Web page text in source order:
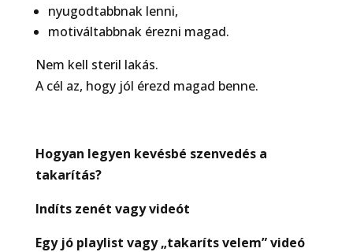
nyugodtabbnak lenni,
motiváltabbnak érezni magad.
Nem kell steril lakás.
A cél az, hogy jól érezd magad benne.
Hogyan legyen kevésbé szenvedés a
takarítás?
Indíts zenét vagy videót
Egy jó playlist vagy „takaríts velem” videó